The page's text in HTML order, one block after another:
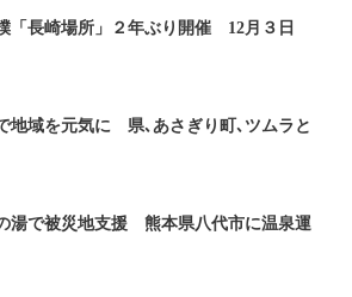
「長崎場所」２年ぶり開催 12月３日
地域を元気に 県､あさぎり町､ツムラと
湯で被災地支援 熊本県八代市に温泉運